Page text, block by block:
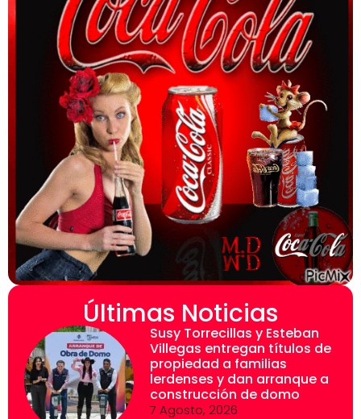
Últimas Noticias
Susy Torrecillas y Esteban
Villegas entregan títulos de
propiedad a familias
lerdenses y dan arranque a
construcción de domo
7 Agosto, 2026